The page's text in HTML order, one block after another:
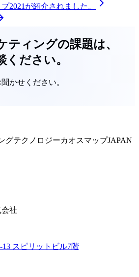
2021が紹介されました。
ティングの課題は、
ください。
かせください。
グテクノロジーカオスマップJAPAN
社
スピリットビル7階